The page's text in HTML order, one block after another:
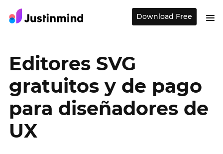
Download Free
Editores SVG
gratuitos y de pago
para diseñadores de
UX